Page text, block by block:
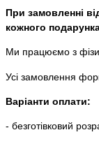
При замовленні
кожного
Ми працюємо з
Усі замовлення
Варіанти оплати:
- безготівковий